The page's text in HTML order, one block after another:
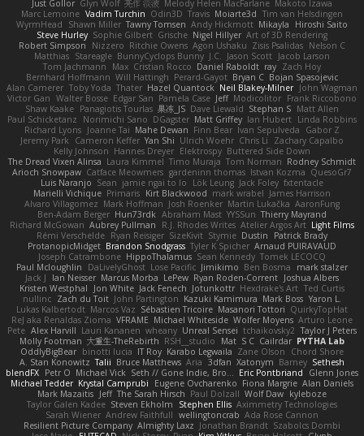
Just Gollor Glyn Wolf 亮作 淡波 Melody Helen MacFarlane Makoto Izawa
Marc Lemoine Vadim Turchin Odin3D Travis Moiarte3d Tim van Helsdingen
WyrmHead
Shawn Miller Tawny Tomsen Andy Hickmott Mikayla
Hiroshi Saito
Steve Hurley Sophie Gilbert Grische Nigel Hillyer Art of 3D Rendering
Robert Simpson
Nizzero Ritchie Owens Agon Ushaku Zisis Psalidas Nelson C
Matthias Stareagle BunnyCyclops Bunny J.C. Jason Scott Jacob Larson
Tom Jachmann
Max Cristian Rocco Daniel Raboldt ray Zach Hoy
Bernhard Hoffmann Will Hattingh Perard-Gayot Bryan C Bojan Spasojevic
Alan Camerer Toby Yoda Thater Hazel Quantock Neil Blakey-Milner John Wagman
Victor Gan Walter Bosse Edgar San Pamela Case Jeff Modicolitor Frank Riccobono
Shaw Kaake Panagiotis Tourlas 果冻_JS Dave Liewald Stephan S Matt Allen
Paul Schicketanz
Norimichi Sano DGagster Matt Griffey Ian Hubert Linda Robbins
Richard Lyons Joanne Tai Mahe Dewan Finn Bear Ivan Sepulveda
Gabor Z
Jeremy Park
Cameron Keffer Yan Shi Ulrich Woehr Chris Li
Zachary Capalbo
Kelly Johnson Hannes Dreyer Elektrospy Buttered Side Down
The Dread Vixen Alinsa Laura Kimmel Timo Muraja Tom Norman Rodney Schmidt
Arioch Snowpaw Catface Meowmers gardeninn thomas Istvan Kozma QuesoGr7
Luis Naranjo Sean jamie ngai to lo Lök Leung Jack Foley fxtentacle
Marielli Vichique Primaris Kirt Blackwood mark wrabel James Harrison
Alvaro Villagomez Mark Hoffman Josh Roenker Martin Lukačka AaronFung
Ben-Adam Berger Hun73rdk Abraham Mast YYSSun Thierry Mayrand
Richard McGowan Aubrey Pullman R.J. Rhodes Writes Atelier Argos Art Light Films
Rémi Verschelde Ryan Reisiger SizeKivit Stymie Dustin
Patrick Brady
ProtanopicMidget Brandon Snodgrass Tyler K Spicher Arnaud PUIRAVAUD
Joseph Catrambone HippoThalamus Sean Kennedy Tomek LECOCQ
Paul Mcloughlin
DaLivelyGhost Lose Pacific Jimikimo Ben Bosma
mark stalzer
Jack J
Ian Neisser Marcus Morba LePew Ryan Roden-Corrent Joshua Albers
Kristen Westphal
Jon White Jack Fenech Jotunkottr Hexdrake's Art Ted Curtis
nullinc Zach du Toit John Partington Kazuki Kamimura Mark Boss Yaron L.
Lukas Kalbertodt Marcos Vaz Sébastien Tricoire Masanori Tottori QuirkyTopHat
ReJ aka Renaldas Zioma VFRAME Michael Whiteside Wolfer Moyens Arturo Leone
Pete Alex Harvill Lauri Kananen wheany Unreal Sensei tchaikovsky2 Taylor J Peters
Molly Footman 大重生-TheRebirth RSH__studio Mat S C Cailrdar PYTHA Lab
OddlyBigBear binotti lucia IT Roy Karabo Legwaila Zane Olson
Chord Shore
A. Stan Konowitz Talii Bruce Matthews Aria 3dfan Xatonym Barney Sethesh
blendFX Petr O Michael Vick Seth // Gone Indie, Bro... Eric Pontbriand
Glenn Jones
Michael Tedder Krystal Camprubi Eugene Ovcharenko Fiona Margrie Alan Daniels
Mark Mazaitis Jeff The Sarah Hirsch Paul Dolzall Wolf Daw kyleboze
Taylor Galen Kadee Steven Ekholm Stephen Ellis Aximmetry Technologies
Sarah Wiener Andrew Faithfull wellingtoncrab Ada Rose Cannon
Resilient Picture Company Almighty Laxz Jonathan Brandt Szabolcs Dombi